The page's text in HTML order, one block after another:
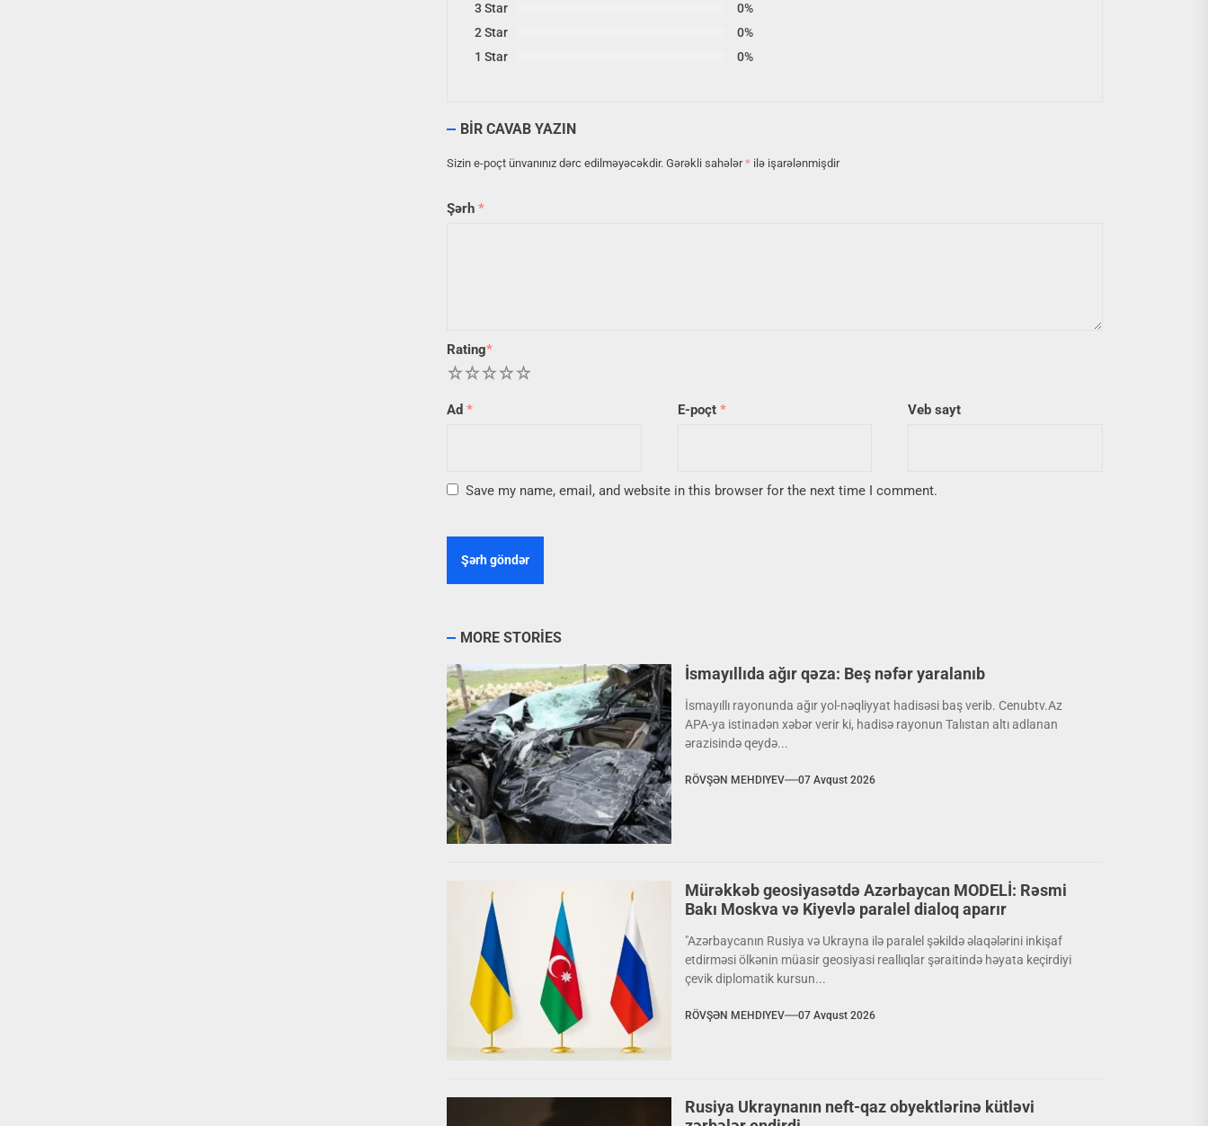
3 Star
0%
2 Star
0%
1 Star
0%
BIR CAVAB YAZIN
Sizin e-poçt ünvanınız dərc edilməyəcəkdir. Gərəkli sahələr* ilə işarələnmişdir
Şərh *
Rating*
5
4
3
2
Ad * E-poçt * Veb sayt
Save my name, email, and website in this browser for the next time I comment.
MORE STORIES
İsmayıllıda ağır qəza: Beş nəfər yaralanıb
İsmayıllı rayonunda ağır yol-nəqliyyat hadisəsi baş verib. Cenubtv.Az
APA-ya istinadən xəbər verir ki, hadisə rayonun Talıstan altı adlanan
ərazisində qeydə...
RÖVŞƏN MEHDIYEV 07 Avqust 2026
Mürəkkəb geosiyasətdə Azərbaycan MODELİ: Rəsmi
Bakı Moskva və Kiyevlə paralel dialoq aparır
"Azərbaycanın Rusiya və Ukrayna ilə paralel şəkildə əlaqələrini inkişaf
etdirməsi ölkənin müasir geosiyasi reallıqlar şəraitində həyata keçirdiyi
çevik diplomatik kursun...
RÖVŞƏN MEHDIYEV 07 Avqust 2026
Rusiya Ukraynanın neft-qaz obyektlərinə kütləvi